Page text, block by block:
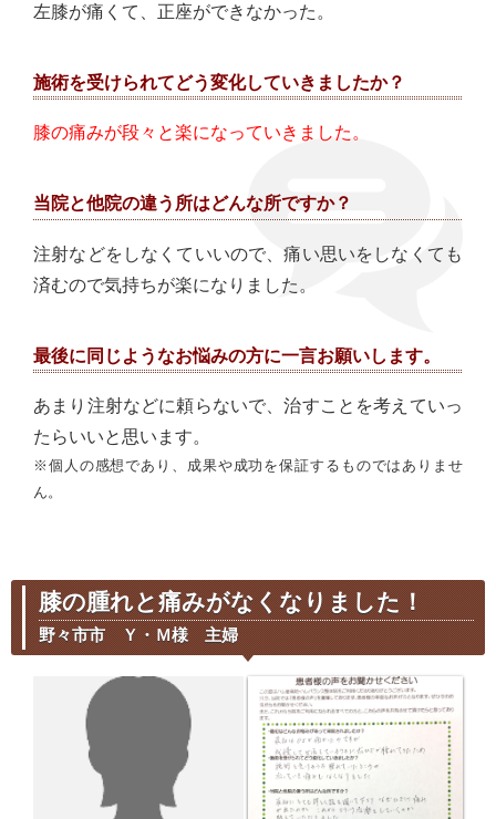
左膝が痛くて、正座ができなかった。
施術を受けられてどう変化していきましたか？
膝の痛みが段々と楽になっていきました。
当院と他院の違う所はどんな所ですか？
注射などをしなくていいので、痛い思いをしなくても
済むので気持ちが楽になりました。
最後に同じようなお悩みの方に一言お願いします。
あまり注射などに頼らないで、治すことを考えていっ
たらいいと思います。
※個人の感想であり、成果や成功を保証するものではありませ
ん。
膝の腫れと痛みがなくなりました！
野々市市 Ｙ・Ｍ様 主婦